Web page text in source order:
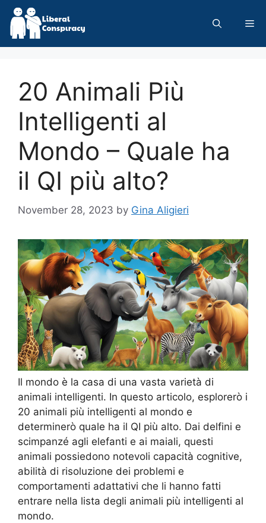
Skip
content
20 Animali Più
Intelligenti al
Mondo – Quale ha
il QI più alto?
November 28, 2023 by Gina Aligieri
Il mondo è la casa di una vasta varietà di
animali intelligenti. In questo articolo, esplorerò i
20 animali più intelligenti al mondo e
determinerò quale ha il QI più alto. Dai delfini e
scimpanzé agli elefanti e ai maiali, questi
animali possiedono notevoli capacità cognitive,
abilità di risoluzione dei problemi e
comportamenti adattativi che li hanno fatti
entrare nella lista degli animali più intelligenti al
mondo.